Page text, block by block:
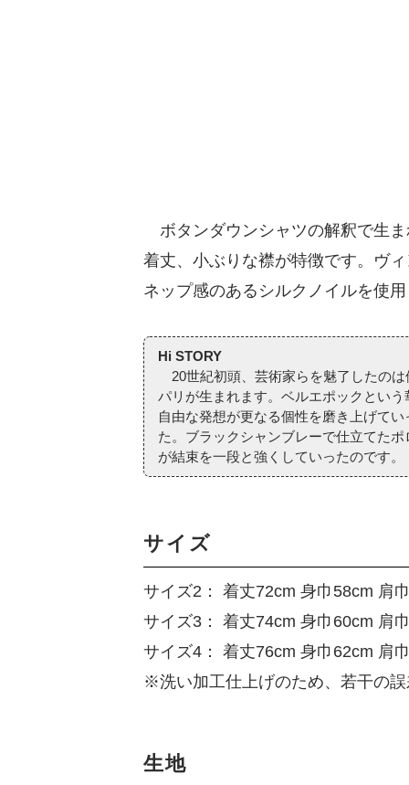
ボタンダウンシャツの解釈で生
着丈、小ぶりな襟が特徴です。ヴ
ネップ感のあるシルクノイルを使
Hi STORY
20世紀初頭、芸術家らを魅了したの
パリが生まれます。ベルエポックとい
自由な発想が更なる個性を磨き上げて
た。ブラックシャンブレーで仕立てた
が結束を一段と強くしていったのです
サイズ
サイズ2： 着丈72cm 身巾58cm 肩
サイズ3： 着丈74cm 身巾60cm 肩
サイズ4： 着丈76cm 身巾62cm 肩
※洗い加工仕上げのため、若干の
生地